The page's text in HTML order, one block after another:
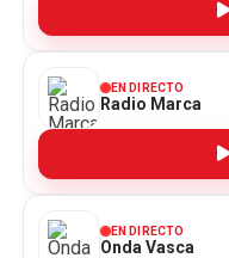
EN DIRECTO
Radio Marca
EN DIRECTO
Onda Vasca